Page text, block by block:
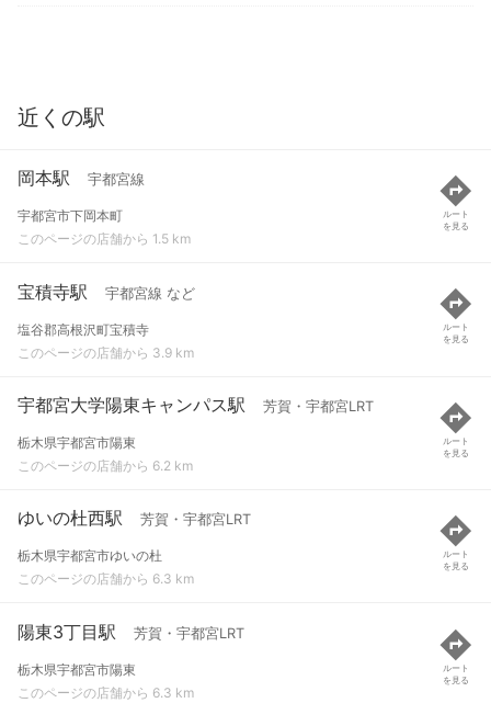
近くの駅
岡本駅 宇都宮線
宇都宮市下岡本町
このページの店舗から 1.5 km
ルート
を見る
宝積寺駅 宇都宮線 など
塩谷郡高根沢町宝積寺
このページの店舗から 3.9 km
ルート
を見る
宇都宮大学陽東キャンパス駅 芳賀・宇都宮LRT
栃木県宇都宮市陽東
このページの店舗から 6.2 km
ルート
を見る
ゆいの杜西駅 芳賀・宇都宮LRT
栃木県宇都宮市ゆいの杜
このページの店舗から 6.3 km
ルート
を見る
陽東3丁目駅 芳賀・宇都宮LRT
栃木県宇都宮市陽東
このページの店舗から 6.3 km
ルート
を見る